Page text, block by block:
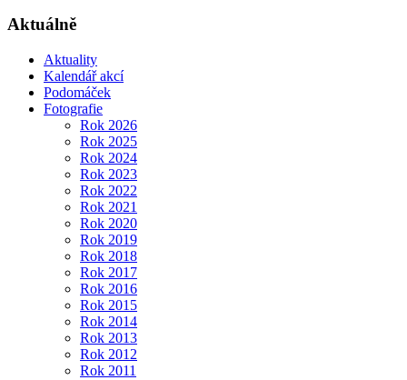
Aktuálně
Aktuality
Kalendář akcí
Podomáček
Fotografie
Rok 2026
Rok 2025
Rok 2024
Rok 2023
Rok 2022
Rok 2021
Rok 2020
Rok 2019
Rok 2018
Rok 2017
Rok 2016
Rok 2015
Rok 2014
Rok 2013
Rok 2012
Rok 2011